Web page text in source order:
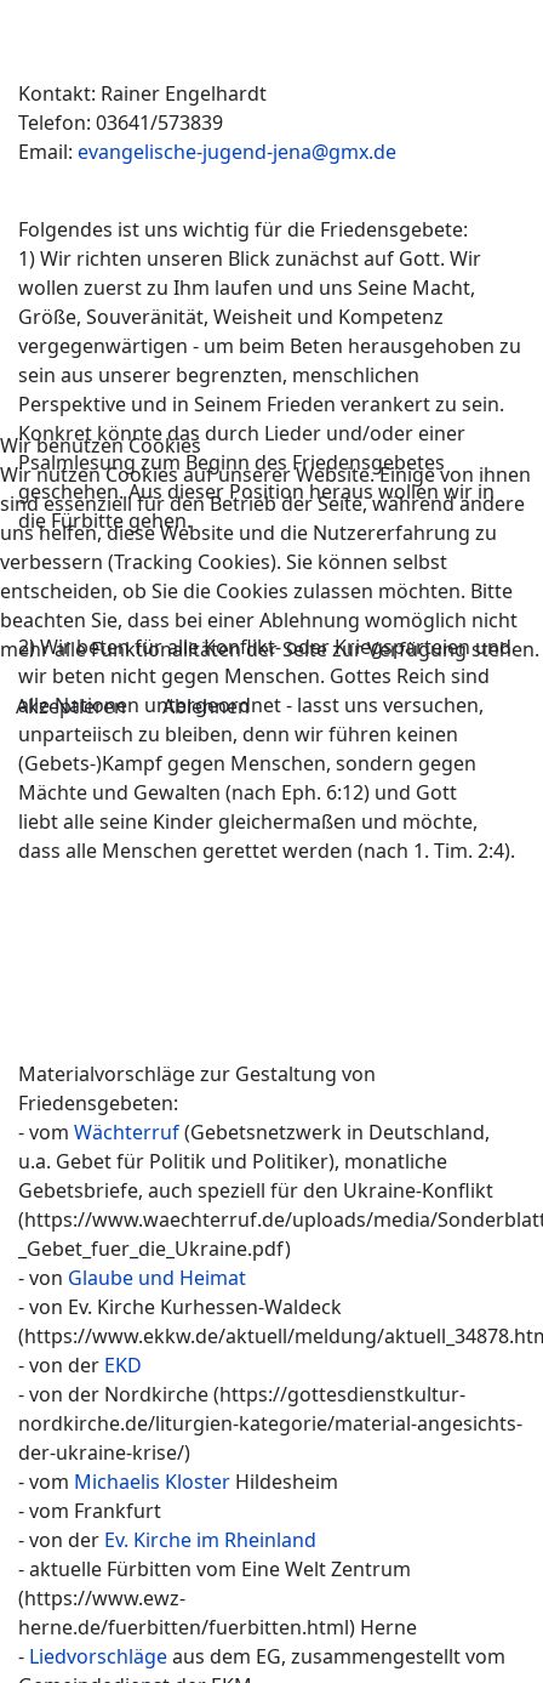
Kontakt: Rainer Engelhardt
Telefon: 03641/573839
Email: evangelische-jugend-jena@gmx.de
Folgendes ist uns wichtig für die Friedensgebete:
1) Wir richten unseren Blick zunächst auf Gott. Wir
wollen zuerst zu Ihm laufen und uns Seine Macht,
Größe, Souveränität, Weisheit und Kompetenz
vergegenwärtigen - um beim Beten herausgehoben zu
sein aus unserer begrenzten, menschlichen
Perspektive und in Seinem Frieden verankert zu sein.
Konkret könnte das durch Lieder und/oder einer
Psalmlesung zum Beginn des Friedensgebetes
geschehen. Aus dieser Position heraus wollen wir in
die Fürbitte gehen.
2) Wir beten für alle Konflikt- oder Kriegsparteien und
wir beten nicht gegen Menschen. Gottes Reich sind
alle Nationen untergeordnet - lasst uns versuchen,
unparteiisch zu bleiben, denn wir führen keinen
(Gebets-)Kampf gegen Menschen, sondern gegen
Mächte und Gewalten (nach Eph. 6:12) und Gott
liebt alle seine Kinder gleichermaßen und möchte,
dass alle Menschen gerettet werden (nach 1. Tim. 2:4).
Materialvorschläge zur Gestaltung von
Friedensgebeten:
- vom Wächterruf(Gebetsnetzwerk in Deutschland,
u.a. Gebet für Politik und Politiker), monatliche
Gebetsbriefe, auch speziell für den Ukraine-Konflikt
(https://www.waechterruf.de/uploads/media/
_Gebet_fuer_die_Ukraine.pdf)
- von Glaube und Heimat
- von Ev. Kirche Kurhessen-Waldeck
(https://www.ekkw.de/aktuell/meldung/
- von der EKD
- von der Nordkirche (https://gottesdienstkultur-
nordkirche.de/liturgien-kategorie/material-angesichts-
der-ukraine-krise/)
- vom Michaelis Kloster Hildesheim
- vom Frankfurt
- von der Ev. Kirche im Rheinland
- aktuelle Fürbitten vom Eine Welt Zentrum
(https://www.ewz-
herne.de/fuerbitten/fuerbitten.html) Herne
- Liedvorschlägeaus dem EG, zusammengestellt vom
Wir benutzen Cookies
Wir nutzen Cookies auf unserer Website. Einige von ihnen
sind essenziell für den Betrieb der Seite, während andere
uns helfen, diese Website und die Nutzererfahrung zu
verbessern (Tracking Cookies). Sie können selbst
entscheiden, ob Sie die Cookies zulassen möchten. Bitte
beachten Sie, dass bei einer Ablehnung womöglich nicht
mehr alle Funktionalitäten der Seite zur Verfügung stehen.
Akzeptieren Ablehnen